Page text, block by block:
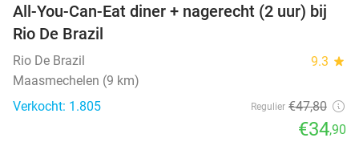
27%
All-You-Can-Eat diner + nagerecht (2 uur) bij
Rio De Brazil
Rio De Brazil 9.3 star
Maasmechelen (9 km)
Verkocht: 1.805
Regulier €47,80
€34,90